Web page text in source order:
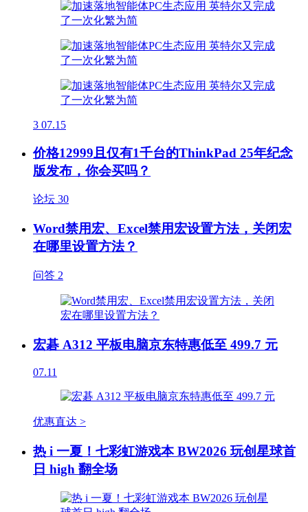
3 07.15
价格12999且仅有1千台的ThinkPad 25年纪念
版发布，你会买吗？
论坛 30
Word禁用宏、Excel禁用宏设置方法，关闭宏
在哪里设置方法？
问答 2
宏碁 A312 平板电脑京东特惠低至 499.7 元
07.11
优惠直达 >
热 i 一夏！七彩虹游戏本 BW2026 玩创星球首
日 high 翻全场